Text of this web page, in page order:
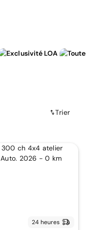
Trier
24 heures